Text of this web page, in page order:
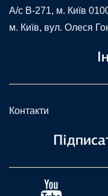
A/c В-271, м. Київ
м. Київ, вул. Олеся
Контакти